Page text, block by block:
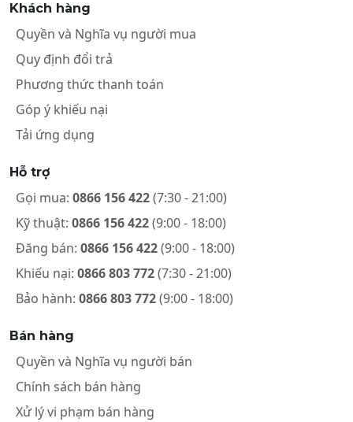
Khách hàng
Quyền và Nghĩa vụ người mua
Quy định đổi trả
Phương thức thanh toán
Góp ý khiếu nại
Tải ứng dụng
Hỗ trợ
Gọi mua: 0866 156 422(7:30 - 21:00)
Kỹ thuật: 0866 156 422(9:00 - 18:00)
Đăng bán: 0866 156 422(9:00 - 18:00)
Khiếu nại: 0866 803 772(7:30 - 21:00)
Bảo hành: 0866 803 772(9:00 - 18:00)
Bán hàng
Quyền và Nghĩa vụ người bán
Chính sách bán hàng
Xử lý vi phạm bán hàng